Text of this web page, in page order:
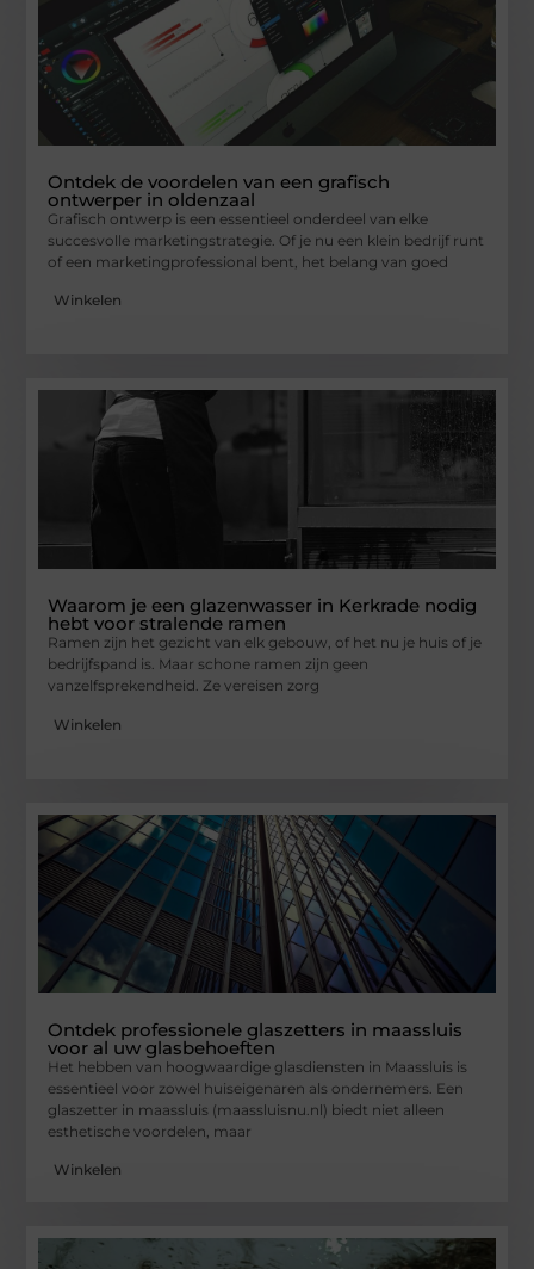
Ontdek de voordelen van een grafisch
ontwerper in oldenzaal
Grafisch ontwerp is een essentieel onderdeel van elke
succesvolle marketingstrategie. Of je nu een klein bedrijf runt
of een marketingprofessional bent, het belang van goed
Winkelen
Waarom je een glazenwasser in Kerkrade nodig
hebt voor stralende ramen
Ramen zijn het gezicht van elk gebouw, of het nu je huis of je
bedrijfspand is. Maar schone ramen zijn geen
vanzelfsprekendheid. Ze vereisen zorg
Winkelen
Ontdek professionele glaszetters in maassluis
voor al uw glasbehoeften
Het hebben van hoogwaardige glasdiensten in Maassluis is
essentieel voor zowel huiseigenaren als ondernemers. Een
glaszetter in maassluis (maassluisnu.nl) biedt niet alleen
esthetische voordelen, maar
Winkelen